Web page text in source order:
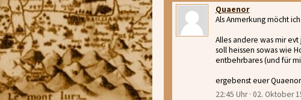
Quaenor
Als Anmerkung möcht
Alles andere was mir
soll heissen sowas wie
entbehrbares (und für
ergebenst euer Quaenor
22:45 Uhr · 02. Oktober